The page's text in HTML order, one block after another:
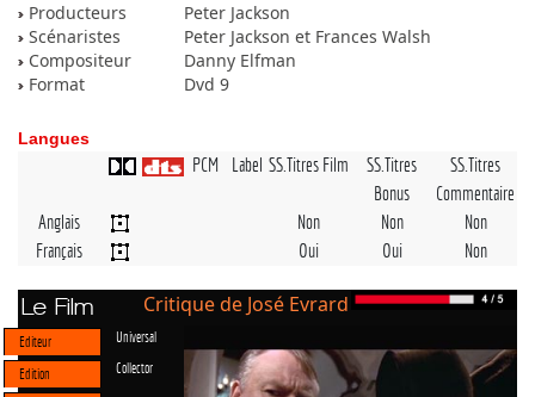
Producteurs
Peter Jackson
Scénaristes
Peter Jackson et Frances Walsh
Compositeur
Danny Elfman
Format
Dvd 9
Langues
PCM Label SS.Titres Film
SS.Titres
Bonus
SS.Titres
Commentaire
Anglais
Non Non
Non
Français
Oui Oui Non
Le Film Critique de José Evrard
Editeur Universal
Edition Collector